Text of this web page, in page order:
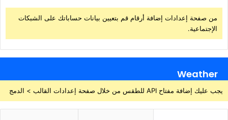
من صفحة إعدادات إضافة أرقام قم بتعيين بيانات حساباتك على الشبكات
الإجتماعية.
Weather
يجب عليك إضافة مفتاح API للطقس من خلال صفحة إعدادات القالب > الدمج